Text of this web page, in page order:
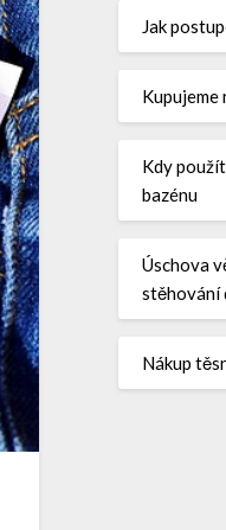
Jak
Kupujeme
Kdy
bazénu
Úschova
stěhování
Nákup